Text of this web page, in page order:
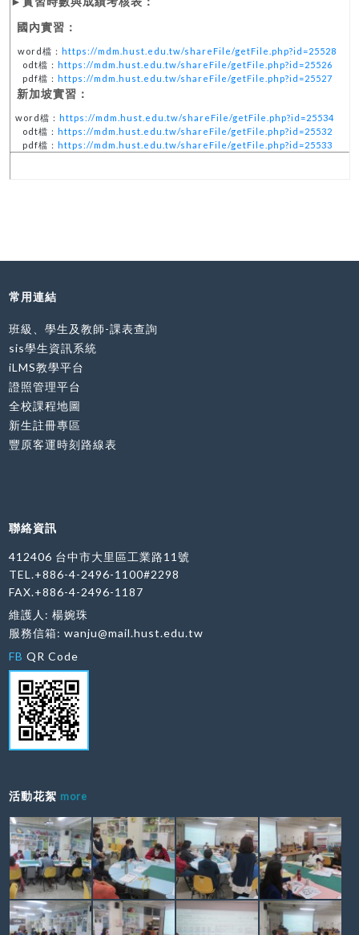
國內實習：
word檔： https://mdm.hust.edu.tw/shareFile/getFile.php?id=25528
odt檔： https://mdm.hust.edu.tw/shareFile/getFile.php?id=25526
pdf檔： https://mdm.hust.edu.tw/shareFile/getFile.php?id=25527
新加坡實習：
word檔： https://mdm.hust.edu.tw/shareFile/getFile.php?id=25534
odt檔： https://mdm.hust.edu.tw/shareFile/getFile.php?id=25532
pdf檔： https://mdm.hust.edu.tw/shareFile/getFile.php?id=25533
常用連結
班級、學生及教師-課表查詢
sis學生資訊系統
iLMS教學平台
證照管理平台
全校課程地圖
新生註冊專區
豐原客運時刻路線表
聯絡資訊
412406 台中市大里區工業路11號
TEL.+886-4-2496-1100#2298
FAX.+886-4-2496-1187
維護人: 楊婉珠
服務信箱:wanju@mail.hust.edu.tw
FB QR Code
活動花絮 more